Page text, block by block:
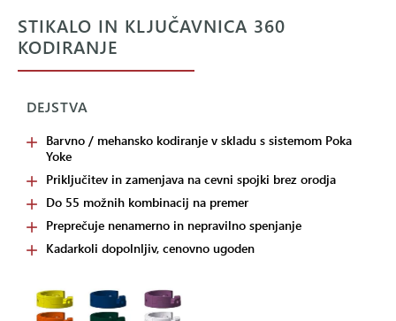
STIKALO IN KLJUČAVNICA 360
KODIRANJE
DEJSTVA
Barvno / mehansko kodiranje v skladu s sistemom Poka
Yoke
Priključitev in zamenjava na cevni spojki brez orodja
Do 55 možnih kombinacij na premer
Preprečuje nenamerno in nepravilno spenjanje
Kadarkoli dopolnljiv, cenovno ugoden